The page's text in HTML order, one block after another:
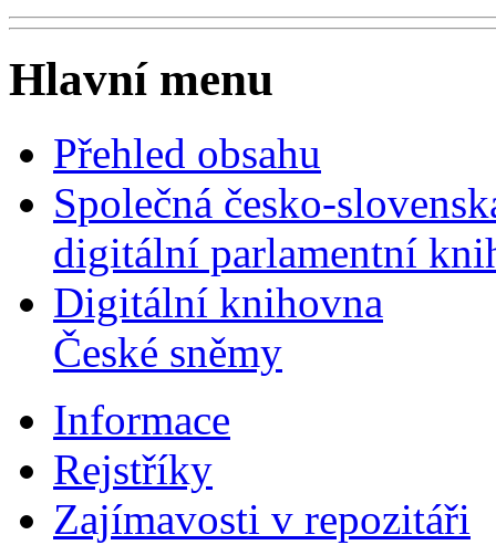
Hlavní menu
Přehled obsahu
Společná česko-
digitální parlamentní
Digitální knihovna
České sněmy
Informace
Rejstříky
Zajímavosti v repozitáři